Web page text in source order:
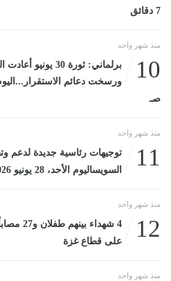
7 دقائق
منذ شهر واحد
10
برلماني: ثورة 30
صـ
منذ شهر واحد
11
توجيهات رئاسية جديدة لدعم
السويساليوم الأحد، 28 يونيو 2026 01:52 مـ
منذ شهر واحد
12
4
على قطاع غزة
منذ شهر واحد